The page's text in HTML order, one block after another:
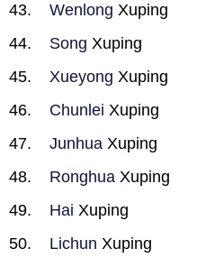
Wenlong Xuping
Song Xuping
Xueyong Xuping
Chunlei Xuping
Junhua Xuping
Ronghua Xuping
Hai Xuping
Lichun Xuping